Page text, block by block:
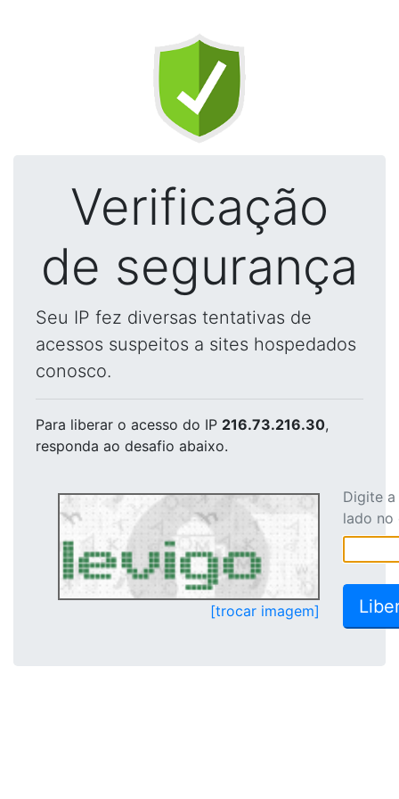
Verificação
de segurança
Seu IP fez diversas tentativas de
acessos suspeitos a sites hospedados
conosco.
Para liberar o acesso do IP 216.73.216.30,
responda ao desafio abaixo.
[trocar imagem]
Digite
lado no